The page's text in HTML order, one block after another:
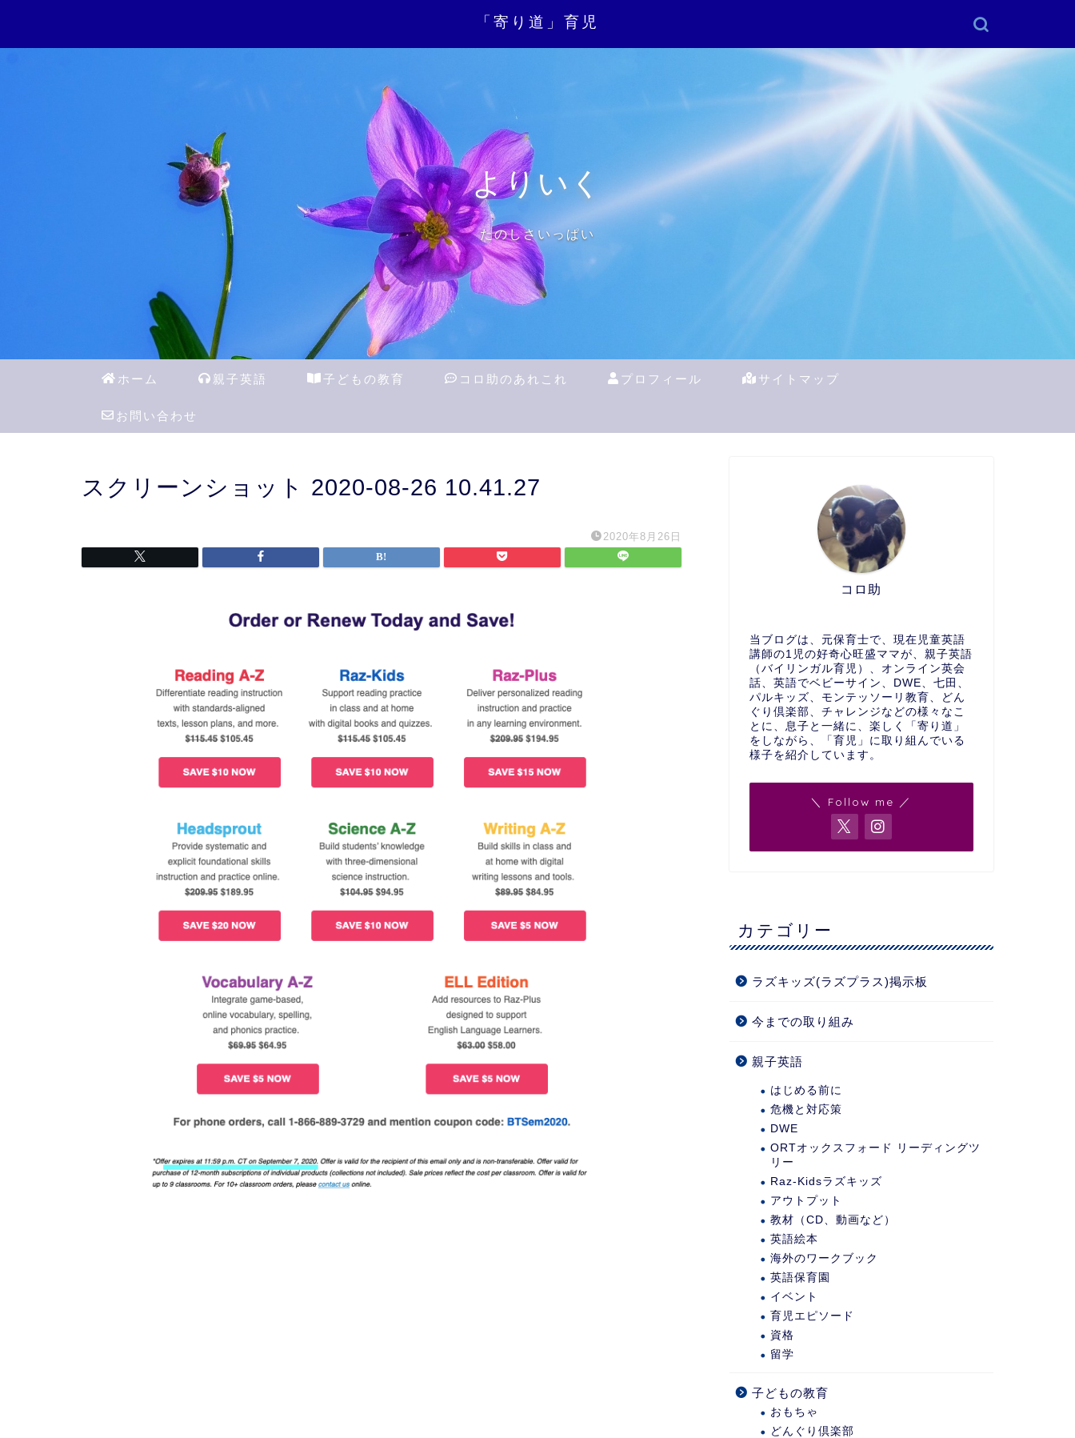
「寄り道」育児
よりいく
たのしさいっぱい
ホーム 親子英語 子どもの教育 コロ助のあれこれ プロフィール サイトマップ
お問い合わせ
スクリーンショット 2020-08-26 10.41.27
2020年8月26日
コロ助
当ブログは、元保育士で、現在児童英語
講師の1児の好奇心旺盛ママが、親子英語
（バイリンガル育児）、オンライン英会
話、英語でベビーサイン、DWE、七田、
パルキッズ、モンテッソーリ教育、どん
ぐり倶楽部、チャレンジなどの様々なこ
とに、息子と一緒に、楽しく「寄り道」
をしながら、「育児」に取り組んでいる
様子を紹介しています。
＼ Follow me ／
カテゴリー
ラズキッズ(ラズプラス)掲示板
今までの取り組み
親子英語
はじめる前に
危機と対応策
DWE
ORTオックスフォード リーディングツ
リー
Raz-Kidsラズキッズ
アウトプット
教材（CD、動画など）
英語絵本
海外のワークブック
英語保育園
イベント
育児エピソード
資格
留学
子どもの教育
おもちゃ
どんぐり倶楽部